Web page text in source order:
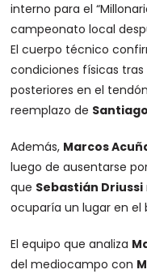
interno para el
campeonato local
El cuerpo técnico
condiciones físicas
posteriores en el
reemplazo de
Además, Marcos
luego de ausentarse
que Sebastián Driussi
ocuparía un lugar en el
El equipo que analiza
del mediocampo con